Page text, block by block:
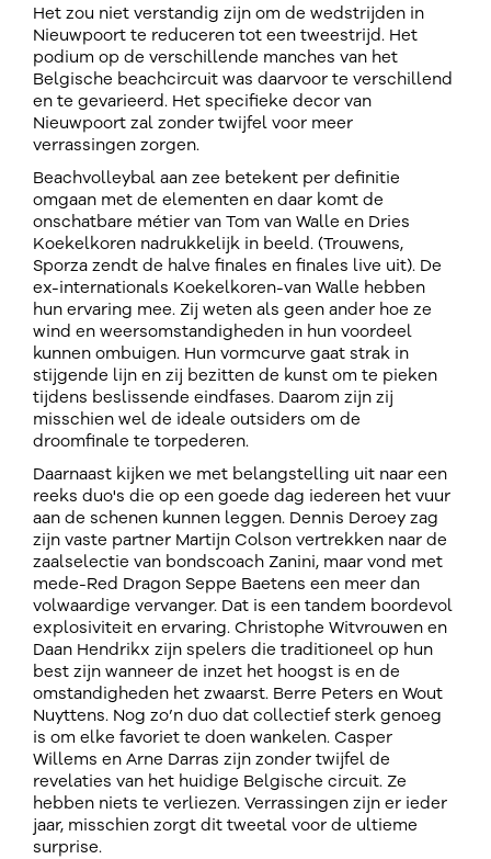
Het zou niet verstandig zijn om de wedstrijden in
Nieuwpoort te reduceren tot een tweestrijd. Het
podium op de verschillende manches van het
Belgische beachcircuit was daarvoor te verschillend
en te gevarieerd. Het specifieke decor van
Nieuwpoort zal zonder twijfel voor meer
verrassingen zorgen.
Beachvolleybal aan zee betekent per definitie
omgaan met de elementen en daar komt de
onschatbare métier van Tom van Walle en Dries
Koekelkoren nadrukkelijk in beeld. (Trouwens,
Sporza zendt de halve finales en finales live uit). De
ex-internationals Koekelkoren-van Walle hebben
hun ervaring mee. Zij weten als geen ander hoe ze
wind en weersomstandigheden in hun voordeel
kunnen ombuigen. Hun vormcurve gaat strak in
stijgende lijn en zij bezitten de kunst om te pieken
tijdens beslissende eindfases. Daarom zijn zij
misschien wel de ideale outsiders om de
droomfinale te torpederen.
Daarnaast kijken we met belangstelling uit naar een
reeks duo's die op een goede dag iedereen het vuur
aan de schenen kunnen leggen. Dennis Deroey zag
zijn vaste partner Martijn Colson vertrekken naar de
zaalselectie van bondscoach Zanini, maar vond met
mede-Red Dragon Seppe Baetens een meer dan
volwaardige vervanger. Dat is een tandem boordevol
explosiviteit en ervaring. Christophe Witvrouwen en
Daan Hendrikx zijn spelers die traditioneel op hun
best zijn wanneer de inzet het hoogst is en de
omstandigheden het zwaarst. Berre Peters en Wout
Nuyttens. Nog zo’n duo dat collectief sterk genoeg
is om elke favoriet te doen wankelen. Casper
Willems en Arne Darras zijn zonder twijfel de
revelaties van het huidige Belgische circuit. Ze
hebben niets te verliezen. Verrassingen zijn er ieder
jaar, misschien zorgt dit tweetal voor de ultieme
surprise.